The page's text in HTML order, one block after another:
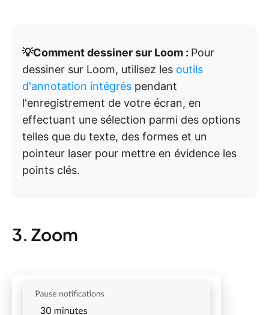
💡Comment dessiner sur Loom : Pour
dessiner sur Loom, utilisez les outils
d'annotation intégrés pendant
l'enregistrement de votre écran, en
effectuant une sélection parmi des options
telles que du texte, des formes et un
pointeur laser pour mettre en évidence les
points clés.
3. Zoom